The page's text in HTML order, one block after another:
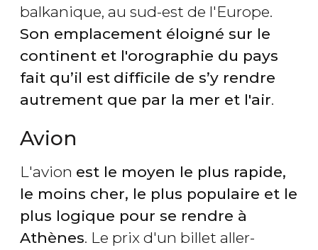
balkanique, au sud-est de l'Europe.
Son emplacement éloigné sur le
continent et l'orographie du pays
fait qu’il est difficile de s’y rendre
autrement que par la mer et l'air.
Avion
L'avion est le moyen le plus rapide,
le moins cher, le plus populaire et le
plus logique pour se rendre à
Athènes. Le prix d'un billet aller-